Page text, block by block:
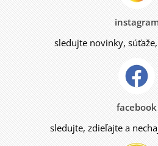
sledujte novinky,
facebook
sledujte, zdieľajte a